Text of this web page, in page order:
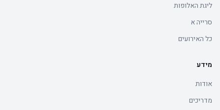
ליגת האלופות
סרייה א
כל האירועים
מידע
אודות
מדריכים